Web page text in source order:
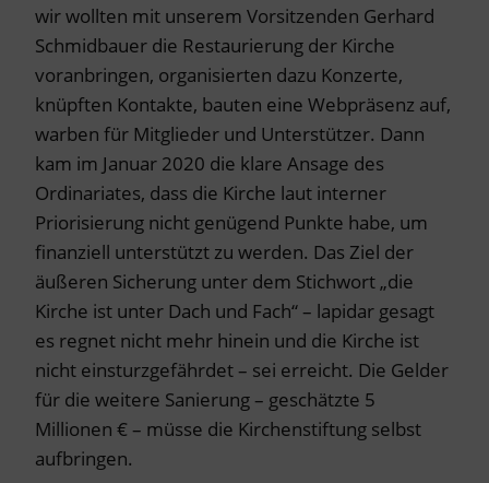
wir wollten mit unserem Vorsitzenden Gerhard
Schmidbauer die Restaurierung der Kirche
voranbringen, organisierten dazu Konzerte,
knüpften Kontakte, bauten eine Webpräsenz auf,
warben für Mitglieder und Unterstützer. Dann
kam im Januar 2020 die klare Ansage des
Ordinariates, dass die Kirche laut interner
Priorisierung nicht genügend Punkte habe, um
finanziell unterstützt zu werden. Das Ziel der
äußeren Sicherung unter dem Stichwort „die
Kirche ist unter Dach und Fach“ – lapidar gesagt
es regnet nicht mehr hinein und die Kirche ist
nicht einsturzgefährdet – sei erreicht. Die Gelder
für die weitere Sanierung – geschätzte 5
Millionen € – müsse die Kirchenstiftung selbst
aufbringen.